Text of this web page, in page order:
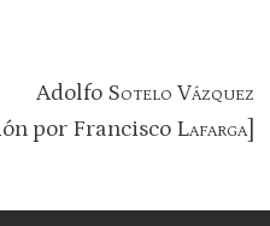
Adolfo Sotelo Vázquez
por Francisco Lafarga]